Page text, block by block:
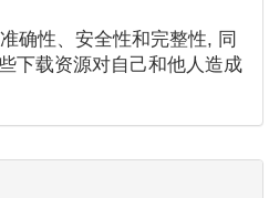
确性、安全性和完整性, 同
下载资源对自己和他人造成